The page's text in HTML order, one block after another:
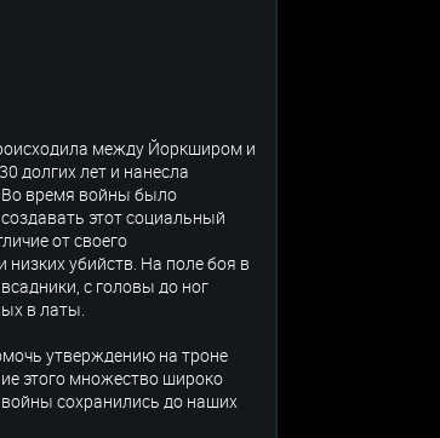
между Йоркширом и
долгих лет и нанесла
Во время войны было
этот социальный
от своего
убийств. На поле боя в
с головы до ног
в латы.
утверждению на троне
этого множество широко
сохранились до наших